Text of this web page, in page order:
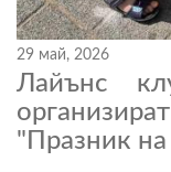
29 май, 2026
Лайънс
"Празник